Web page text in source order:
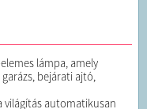
lámpa, amely
bejárati ajtó,
világítás automatikusan